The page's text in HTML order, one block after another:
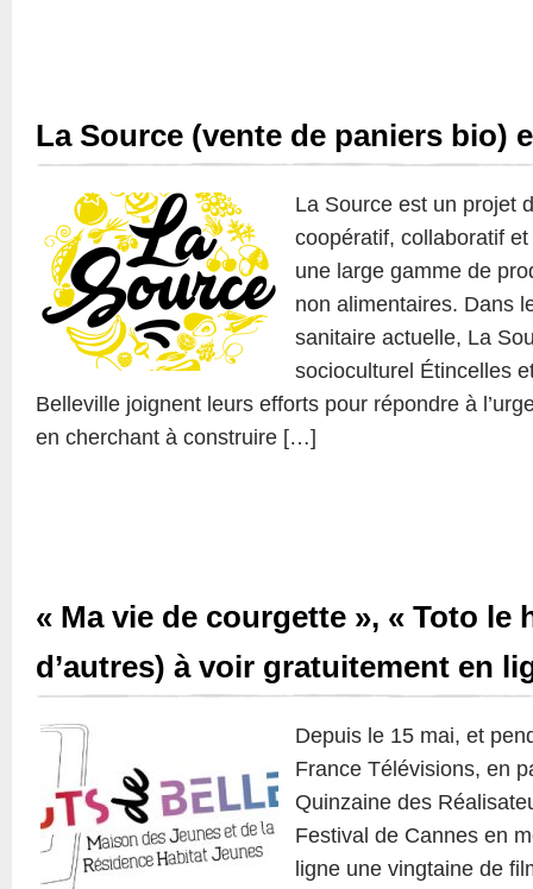
La Source (vente de paniers bio)
La Source est un projet
coopératif, collaboratif
une large gamme de
non alimentaires. Dans
sanitaire actuelle, La
socioculturel Étincelles
Belleville joignent leurs efforts pour répondre à
en cherchant à construire […]
« Ma vie de courgette », « Toto le
d’autres) à voir gratuitement en
Depuis le 15 mai, et
France Télévisions, en
Quinzaine des
Festival de Cannes en
ligne une vingtaine de